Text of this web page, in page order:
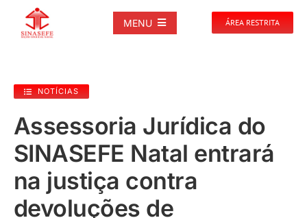
MENU
NOTÍCIAS
PUBLICAÇÕES
DOCUMENTOS
ÁREA RESTRITA
NOTÍCIAS
Assessoria Jurídica do
SINASEFE Natal entrará
na justiça contra
devoluções de